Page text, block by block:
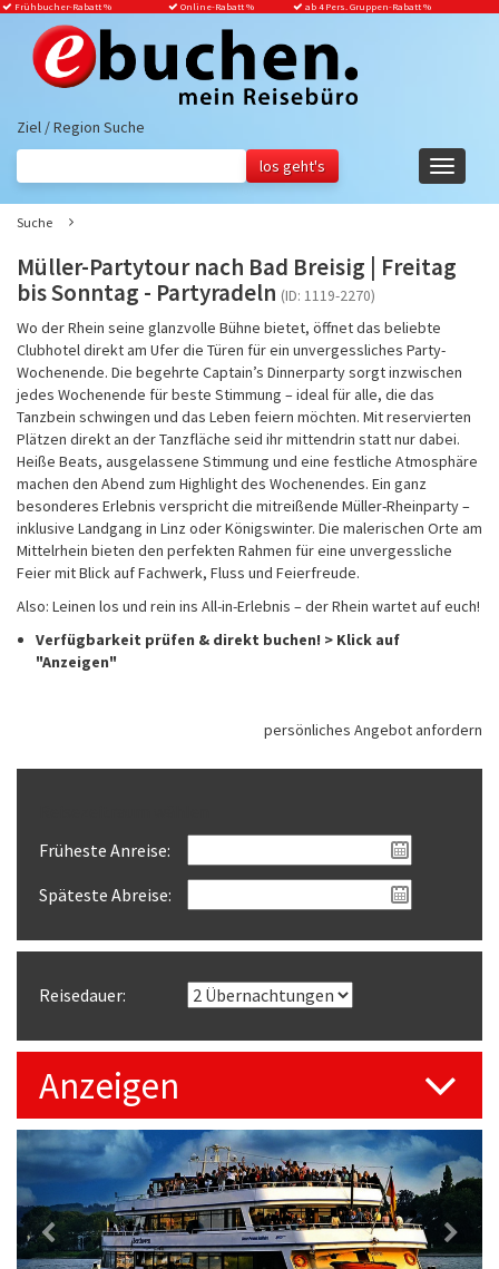
Frühbucher-Rabatt% Online-Rabatt % ab 4 Pers. Gruppen-Rabatt %
Ziel / Region Suche
Suche
Müller-Partytour nach Bad Breisig | Freitag
bis Sonntag - Partyradeln (ID: 1119-2270)
Wo der Rhein seine glanzvolle Bühne bietet, öffnet das beliebte
Clubhotel direkt am Ufer die Türen für ein unvergessliches Party-
Wochenende. Die begehrte Captain’s Dinnerparty sorgt inzwischen
jedes Wochenende für beste Stimmung – ideal für alle, die das
Tanzbein schwingen und das Leben feiern möchten. Mit reservierten
Plätzen direkt an der Tanzfläche seid ihr mittendrin statt nur dabei.
Heiße Beats, ausgelassene Stimmung und eine festliche Atmosphäre
machen den Abend zum Highlight des Wochenendes. Ein ganz
besonderes Erlebnis verspricht die mitreißende Müller-Rheinparty –
inklusive Landgang in Linz oder Königswinter. Die malerischen Orte am
Mittelrhein bieten den perfekten Rahmen für eine unvergessliche
Feier mit Blick auf Fachwerk, Fluss und Feierfreude.
Also: Leinen los und rein ins All-in-Erlebnis – der Rhein wartet auf euch!
Verfügbarkeit prüfen & direkt buchen! > Klick auf
"Anzeigen"
persönliches Angebot anfordern
Früheste Anreise:
Späteste Abreise:
Reisedauer:
Anzeigen
Previous Next